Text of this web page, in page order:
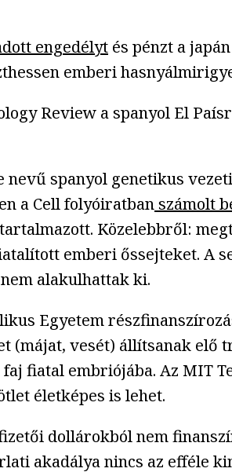
engedélyt és pénzt a
emberi
Review a spanyol El
nevű spanyol genetikus
a Cell folyóiratbanszámolt
Közelebbről:
emberi őssejteket. A
alakulhattak ki.
Egyetem
vesét) állítsanak elő
fiatal embriójába. Az MIT
életképes is lehet.
dollárokból nem
akadálya nincs az efféle